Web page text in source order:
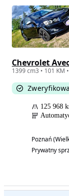
Chevrolet
1399 cm3 • 101 KM
125 968
Poznań
Prywatny